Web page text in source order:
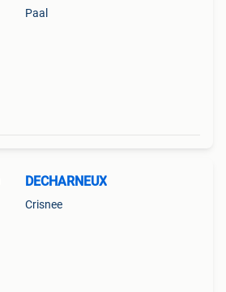
Paal
DECHARNEUX
Crisnee